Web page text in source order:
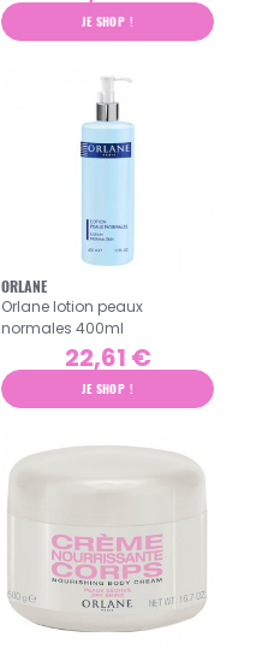
JE SHOP !
ORLANE
Orlane lotion peaux
normales 400ml
22,61 €
JE SHOP !